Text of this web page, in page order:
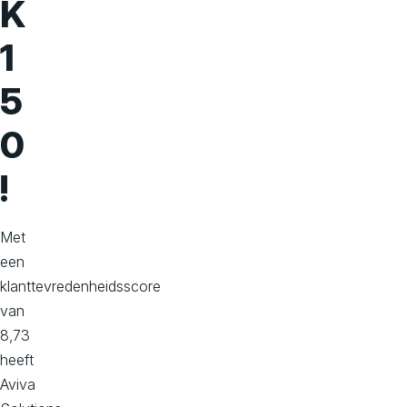
K
1
5
0
!
Met
een
klanttevredenheidsscore
van
8,73
heeft
Aviva